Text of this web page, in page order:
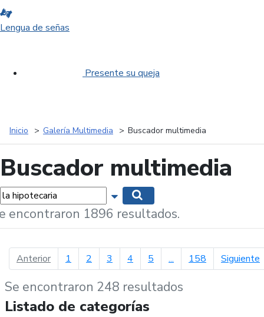
Lengua de señas
Presente su queja
Inicio Galería Multimedia Buscador multimedia
Buscador multimedia
Mostrar opciones de búsqueda
encontraron 1896 resultados.
Anteriorpágina anterior
1 2 3 4 5 ... 158 Siguiente
Se encontraron 248 resultados
Listado de categorías